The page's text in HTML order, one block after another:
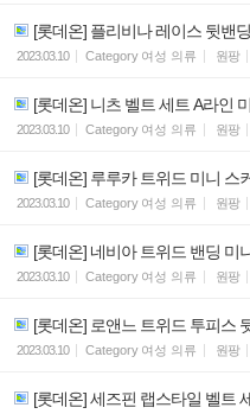
[롯데온] 플리비나 레이스 뒷밴
2023.03.10 Category 여성 의류 원팡
[롯데온] 니츠 벨트 세트 A라인
2023.03.10 Category 여성 의류 원팡
[롯데온] 루루카 트위드 미니 스
2023.03.10 Category 여성 의류 원팡
[롯데온] 네비아 트위드 밴딩 미
2023.03.10 Category 여성 의류 원팡
[롯데온] 로앤느 트위드 투피스
2023.03.10 Category 여성 의류 원팡
[롯데온] 세즈핀 랩스타일 벨트